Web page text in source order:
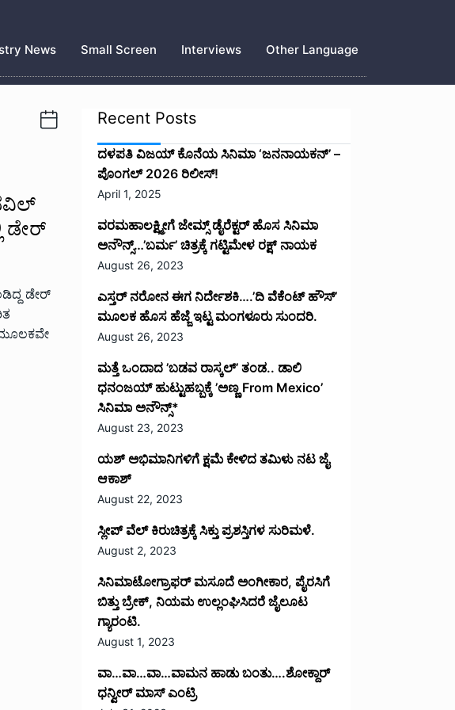
News Small Screen Interviews Other Language
ಡೇರ್‌
ಡೇರ್
Recent Posts
ದಳಪತಿ ವಿಜಯ್‌ ಕೊನೆಯ ಸಿನಿಮಾ ‘ಜನನಾಯಕನ್’ –
ಪೊಂಗಲ್ 2026 ರಿಲೀಸ್!
April 1, 2025
ವರಮಹಾಲಕ್ಷ್ಮೀಗೆ ಜೇಮ್ಸ್ ಡೈರೆಕ್ಟರ್ ಹೊಸ ಸಿನಿಮಾ
ಅನೌನ್ಸ್…’ಬರ್ಮ’ ಚಿತ್ರಕ್ಕೆ ಗಟ್ಟಿಮೇಳ ರಕ್ಷ್ ನಾಯಕ
August 26, 2023
ಎಸ್ತರ್ ನರೋನ ಈಗ ನಿರ್ದೇಶಕಿ….’ದಿ ವೆಕೆಂಟ್ ಹೌಸ್‌’‌
ಮೂಲಕ ಹೊಸ ಹೆಜ್ಜೆ ಇಟ್ಟ ಮಂಗಳೂರು ಸುಂದರಿ.
August 26, 2023
ಮತ್ತೆ ಒಂದಾದ ’ಬಡವ ರಾಸ್ಕಲ್’ ತಂಡ.. ಡಾಲಿ
ಧನಂಜಯ್ ಹುಟ್ಟುಹಬ್ಬಕ್ಕೆ ’ಅಣ್ಣ From Mexico’
ಸಿನಿಮಾ ಅನೌನ್ಸ್*
August 23, 2023
ಯಶ್ ಅಭಿಮಾನಿಗಳಿಗೆ ಕ್ಷಮೆ ಕೇಳಿದ ತಮಿಳು ನಟ ಜೈ
ಆಕಾಶ್
August 22, 2023
ಸ್ಲೀಪ್ ವೆಲ್ ಕಿರುಚಿತ್ರಕ್ಕೆ ಸಿಕ್ತು ಪ್ರಶಸ್ತಿಗಳ ಸುರಿಮಳೆ.
August 2, 2023
ಸಿನಿಮಾಟೋಗ್ರಾಫರ್ ಮಸೂದೆ ಅಂಗೀಕಾರ, ಪೈರಸಿಗೆ
ಬಿತ್ತು ಬ್ರೇಕ್, ನಿಯಮ ಉಲ್ಲಂಘಿಸಿದರೆ ಜೈಲೂಟ
ಗ್ಯಾರಂಟಿ.
August 1, 2023
ವಾ…ವಾ…ವಾ…ವಾಮನ ಹಾಡು ಬಂತು….ಶೋಕ್ದಾರ್
ಧನ್ವೀರ್ ಮಾಸ್ ಎಂಟ್ರಿ